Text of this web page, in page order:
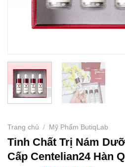
Trang chủ / Mỹ Phẩm ButiqLab
Tinh Chất Trị Nám
Cấp Centelian24 Hàn